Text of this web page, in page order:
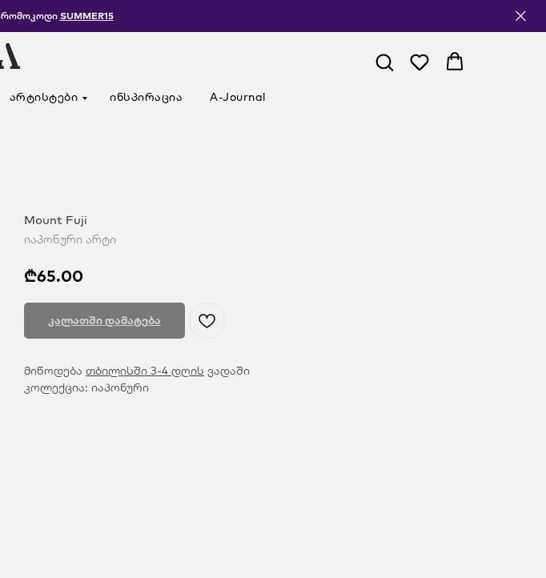
SUMMER15
არტისტები ინსპირაცია A-Journal
Mount Fuji
იაპონური არტი
₾65.00
კალათში დამატება
მიწოდება თბილისში 3-4 დღის ვადაში
კოლექცია: იაპონური